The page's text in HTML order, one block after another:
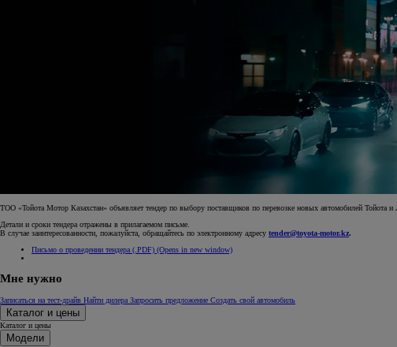
ТОО «Тойота Мотор Казахстан» объявляет тендер по выбору поставщиков по перевозке новых автомобилей Тойота и
Детали и сроки тендера отражены в прилагаемом письме.
В случае заинтересованности, пожалуйста, обращайтесь по электронному адресу tender@toyota-motor.kz.
Письмо о проведении тендера (.PDF) (Opens in new window)
Мне нужно
Записаться на тест-драйв Найти дилера Запросить предложение Создать свой автомобиль
Каталог и цены
Каталог и цены
Модели